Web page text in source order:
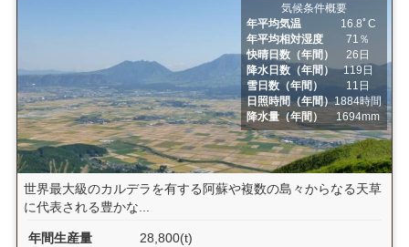
気候条件概要
年平均気温
16.8ﾟC
年平均相対湿度
71％
快晴日数（年間）
26日
降水日数（年間）
119日
雪日数（年間）
11日
日照時間（年間）1884時間
降水量（年間）
1694mm
世界最大級のカルデラを有する阿蘇や複数の島々からなる天草
に代表される豊かな...
年間生産量
28,800(t)